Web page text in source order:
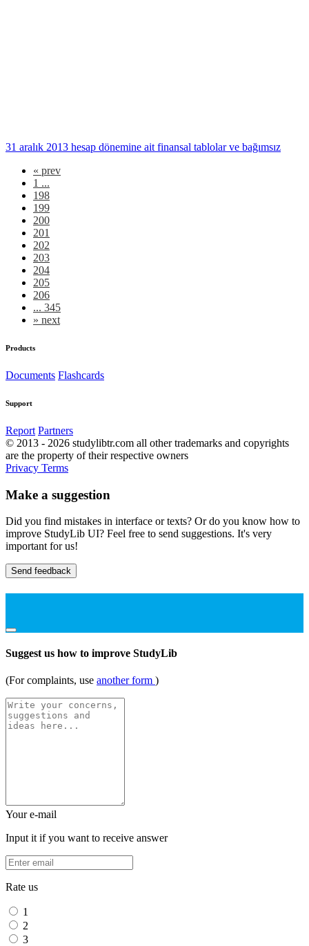
31 aralık 2013 hesap dönemine ait finansal tablolar ve bağımsız
« prev
1 ...
198
199
200
201
202
203
204
205
206
... 345
» next
Products
Documents Flashcards
Support
Report Partners
© 2013 - 2026 studylibtr.com all other trademarks and copyrights
are the property of their respective owners
Privacy Terms
Make a suggestion
Did you find mistakes in interface or texts? Or do you know how to
improve StudyLib UI? Feel free to send suggestions. It's very
important for us!
Send feedback
Suggest us how to improve StudyLib
(For complaints, use another form )
Your e-mail
Input it if you want to receive answer
Rate us
1
2
3